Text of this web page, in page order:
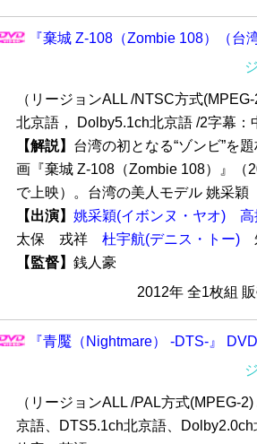
『棄城 Z-108（Zombie 108）（台
（リージョンALL /NTSC方式
北京語， Dolby5.1ch北京語 /2字幕：
【解説】 台湾の初となる“ゾンビ”を
画『棄城 Z-108（Zombie 108）』（
で上映）。台湾の美人モデル 姚采穎
【出演】 姚采穎(イボンヌ・ヤオ)
高
太保 戎祥 杜宇航(デニス・トー)
【監督】 銭人豪
2012年 全1枚組
『青魘（Nightmare） -DTS-』
（リージョンALL /PAL方式(MPEG-
京語、DTS5.1ch北京語、